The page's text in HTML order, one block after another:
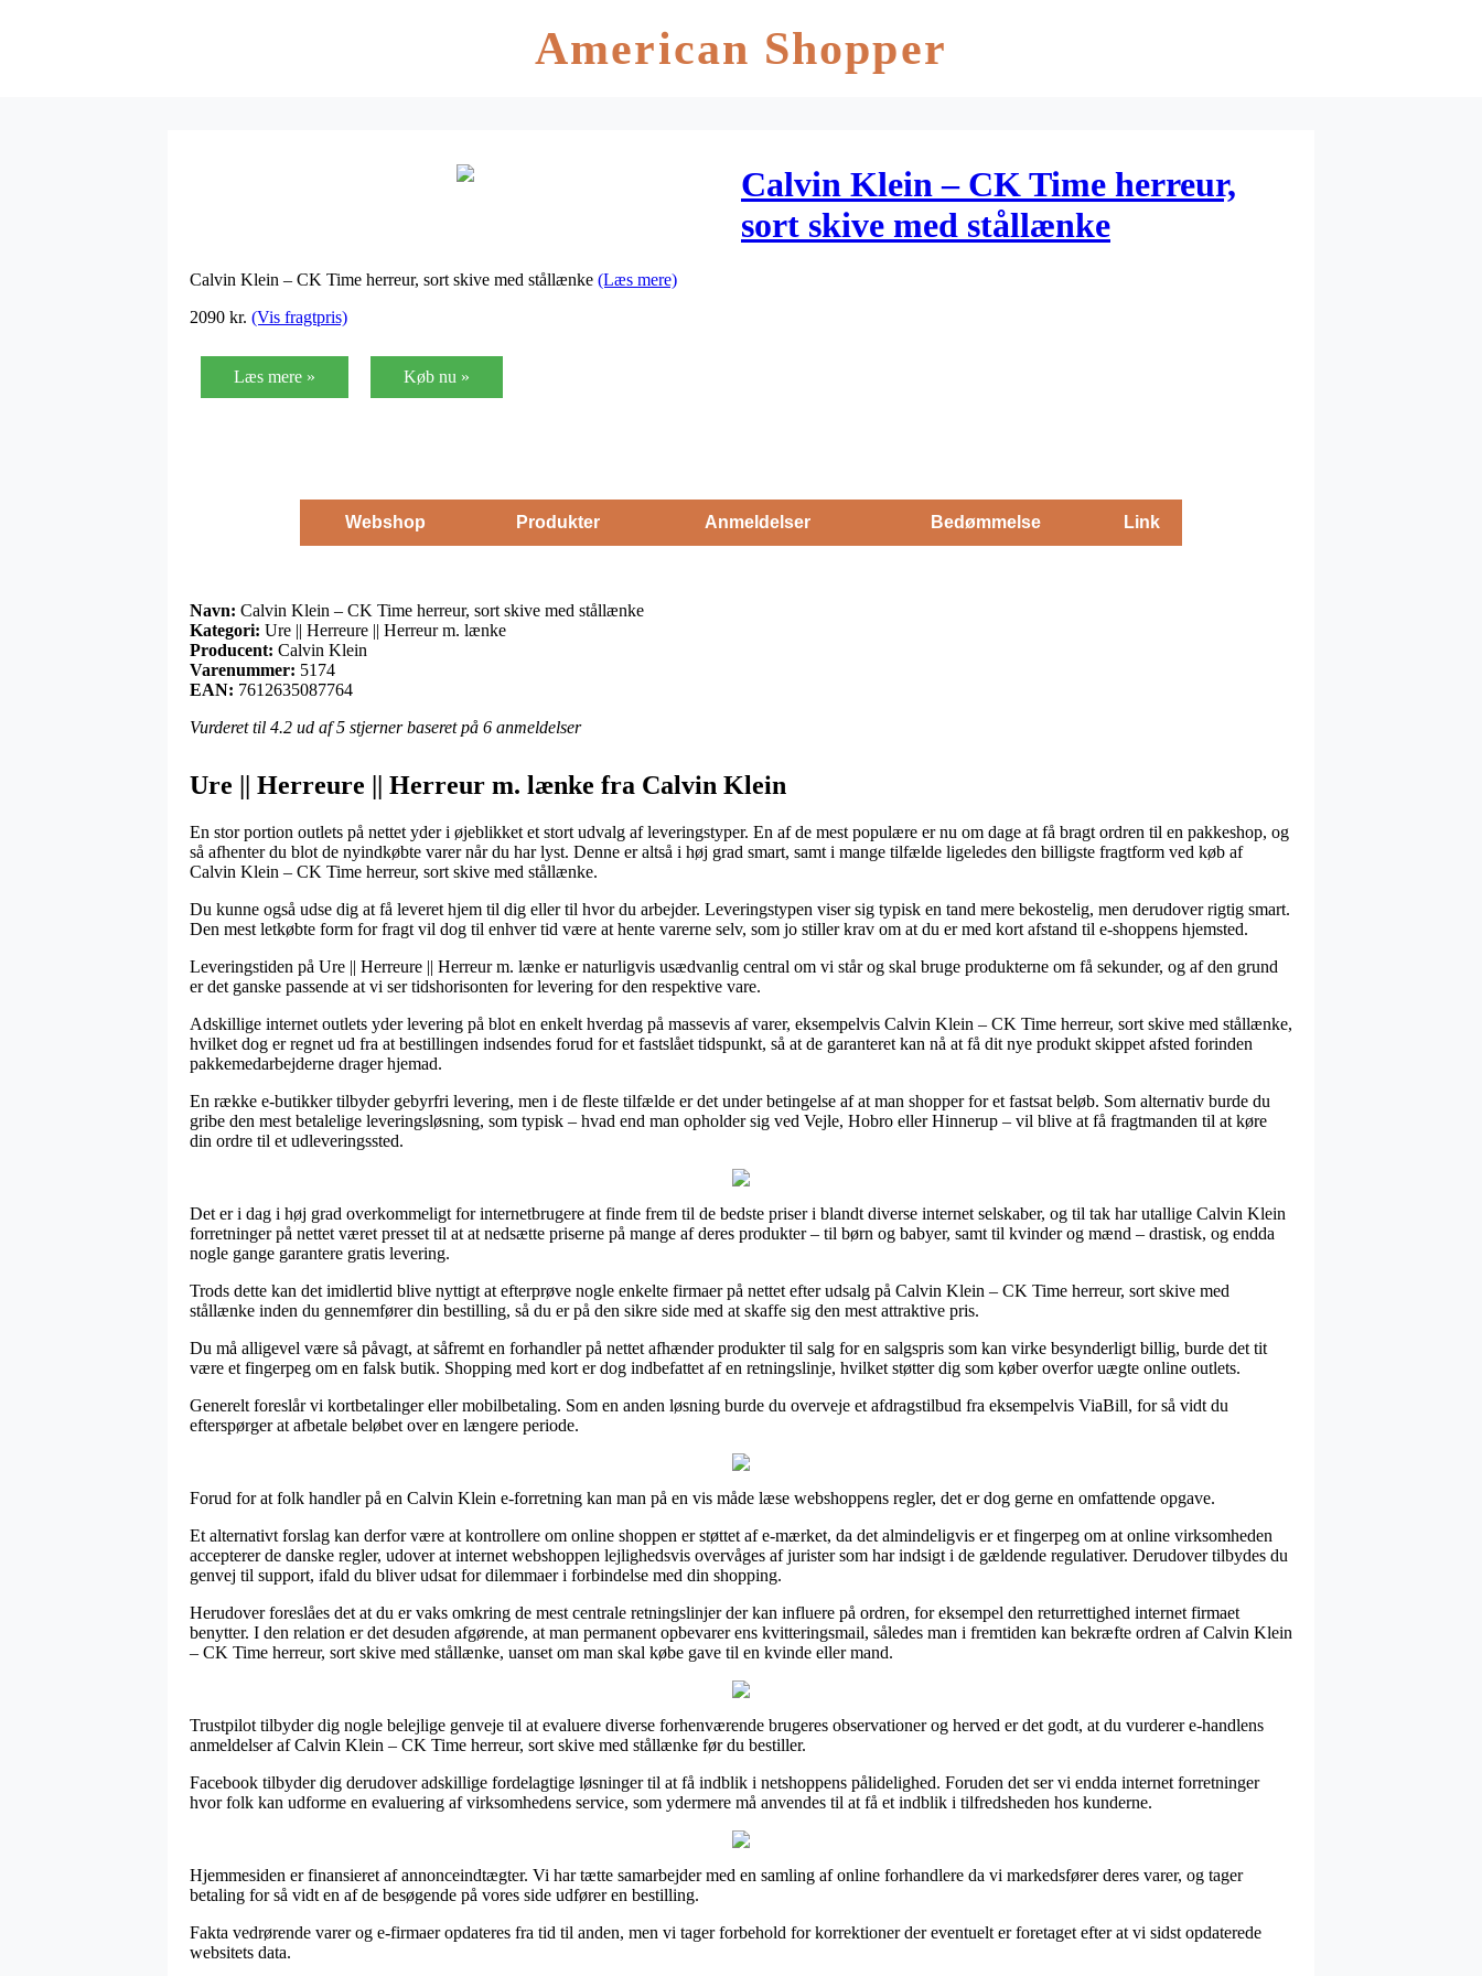
American Shopper
Calvin Klein – CK Time herreur,
sort skive med stållænke
Calvin Klein – CK Time herreur, sort skive med stållænke (Læs mere)
2090 kr. (Vis fragtpris)
Læs mere » Køb nu »
Webshop Produkter Anmeldelser Bedømmelse Link
Navn: Calvin Klein – CK Time herreur, sort skive med stållænke
Kategori: Ure || Herreure || Herreur m. lænke
Producent: Calvin Klein
Varenummer: 5174
EAN: 7612635087764
Vurderet til 4.2 ud af 5 stjerner baseret på 6 anmeldelser
Ure || Herreure || Herreur m. lænke fra Calvin Klein
En stor portion outlets på nettet yder i øjeblikket et stort udvalg af leveringstyper. En af de mest populære er nu om dage at få bragt ordren til en pakkeshop, og
så afhenter du blot de nyindkøbte varer når du har lyst. Denne er altså i høj grad smart, samt i mange tilfælde ligeledes den billigste fragtform ved køb af
Calvin Klein – CK Time herreur, sort skive med stållænke.
Du kunne også udse dig at få leveret hjem til dig eller til hvor du arbejder. Leveringstypen viser sig typisk en tand mere bekostelig, men derudover rigtig smart.
Den mest letkøbte form for fragt vil dog til enhver tid være at hente varerne selv, som jo stiller krav om at du er med kort afstand til e-shoppens hjemsted.
Leveringstiden på Ure || Herreure || Herreur m. lænke er naturligvis usædvanlig central om vi står og skal bruge produkterne om få sekunder, og af den grund
er det ganske passende at vi ser tidshorisonten for levering for den respektive vare.
Adskillige internet outlets yder levering på blot en enkelt hverdag på massevis af varer, eksempelvis Calvin Klein – CK Time herreur, sort skive med stållænke,
hvilket dog er regnet ud fra at bestillingen indsendes forud for et fastslået tidspunkt, så at de garanteret kan nå at få dit nye produkt skippet afsted forinden
pakkemedarbejderne drager hjemad.
En række e-butikker tilbyder gebyrfri levering, men i de fleste tilfælde er det under betingelse af at man shopper for et fastsat beløb. Som alternativ burde du
gribe den mest betalelige leveringsløsning, som typisk – hvad end man opholder sig ved Vejle, Hobro eller Hinnerup – vil blive at få fragtmanden til at køre
din ordre til et udleveringssted.
Det er i dag i høj grad overkommeligt for internetbrugere at finde frem til de bedste priser i blandt diverse internet selskaber, og til tak har utallige Calvin Klein
forretninger på nettet været presset til at at nedsætte priserne på mange af deres produkter – til børn og babyer, samt til kvinder og mænd – drastisk, og endda
nogle gange garantere gratis levering.
Trods dette kan det imidlertid blive nyttigt at efterprøve nogle enkelte firmaer på nettet efter udsalg på Calvin Klein – CK Time herreur, sort skive med
stållænke inden du gennemfører din bestilling, så du er på den sikre side med at skaffe sig den mest attraktive pris.
Du må alligevel være så påvagt, at såfremt en forhandler på nettet afhænder produkter til salg for en salgspris som kan virke besynderligt billig, burde det tit
være et fingerpeg om en falsk butik. Shopping med kort er dog indbefattet af en retningslinje, hvilket støtter dig som køber overfor uægte online outlets.
Generelt foreslår vi kortbetalinger eller mobilbetaling. Som en anden løsning burde du overveje et afdragstilbud fra eksempelvis ViaBill, for så vidt du
efterspørger at afbetale beløbet over en længere periode.
Forud for at folk handler på en Calvin Klein e-forretning kan man på en vis måde læse webshoppens regler, det er dog gerne en omfattende opgave.
Et alternativt forslag kan derfor være at kontrollere om online shoppen er støttet af e-mærket, da det almindeligvis er et fingerpeg om at online virksomheden
accepterer de danske regler, udover at internet webshoppen lejlighedsvis overvåges af jurister som har indsigt i de gældende regulativer. Derudover tilbydes du
genvej til support, ifald du bliver udsat for dilemmaer i forbindelse med din shopping.
Herudover foreslåes det at du er vaks omkring de mest centrale retningslinjer der kan influere på ordren, for eksempel den returrettighed internet firmaet
benytter. I den relation er det desuden afgørende, at man permanent opbevarer ens kvitteringsmail, således man i fremtiden kan bekræfte ordren af Calvin Klein
– CK Time herreur, sort skive med stållænke, uanset om man skal købe gave til en kvinde eller mand.
Trustpilot tilbyder dig nogle belejlige genveje til at evaluere diverse forhenværende brugeres observationer og herved er det godt, at du vurderer e-handlens
anmeldelser af Calvin Klein – CK Time herreur, sort skive med stållænke før du bestiller.
Facebook tilbyder dig derudover adskillige fordelagtige løsninger til at få indblik i netshoppens pålidelighed. Foruden det ser vi endda internet forretninger
hvor folk kan udforme en evaluering af virksomhedens service, som ydermere må anvendes til at få et indblik i tilfredsheden hos kunderne.
Hjemmesiden er finansieret af annonceindtægter. Vi har tætte samarbejder med en samling af online forhandlere da vi markedsfører deres varer, og tager
betaling for så vidt en af de besøgende på vores side udfører en bestilling.
Fakta vedrørende varer og e-firmaer opdateres fra tid til anden, men vi tager forbehold for korrektioner der eventuelt er foretaget efter at vi sidst opdaterede
websitets data.